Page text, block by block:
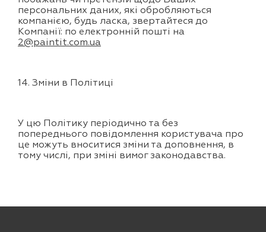
персональних даних, які обробляються
компанією, будь ласка, звертайтеся до
Компанії: по електронній пошті на
2@paintit.com.ua
14. Зміни в Політиці
У цю Політику періодично та без
попереднього повідомлення користувача про
це можуть вноситися зміни та доповнення, в
тому числі, при зміні вимог законодавства.